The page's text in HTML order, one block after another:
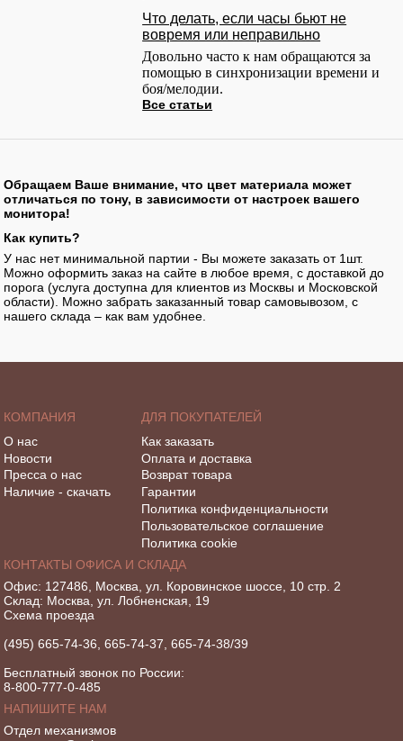
Что делать, если часы бьют не
вовремя или неправильно
Довольно часто к нам обращаются за
помощью в синхронизации времени и
боя/мелодии.
Все статьи
Обращаем Ваше внимание, что цвет материала может
отличаться по тону, в зависимости от настроек вашего
монитора!
Как купить?
У нас нет минимальной партии - Вы можете заказать от 1шт.
Можно оформить заказ на сайте в любое время, с доставкой до
порога (услуга доступна для клиентов из Москвы и Московской
области). Можно забрать заказанный товар самовывозом, с
нашего склада – как вам удобнее.
КОМПАНИЯ
О нас
Новости
Пресса о нас
Наличие - скачать
ДЛЯ ПОКУПАТЕЛЕЙ
Как заказать
Оплата и доставка
Возврат товара
Гарантии
Политика конфиденциальности
Пользовательское соглашение
Политика cookie
КОНТАКТЫ ОФИСА И СКЛАДА
Офис: 127486, Москва, ул. Коровинское шоссе, 10 стр. 2
Склад: Москва, ул. Лобненская, 19
Схема проезда
(495) 665-74-36, 665-74-37, 665-74-38/39
Бесплатный звонок по России:
8-800-777-0-485
НАПИШИТЕ НАМ
Отдел механизмов